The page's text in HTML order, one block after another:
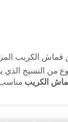
الكريب
من النسيج
الكريب مناسب